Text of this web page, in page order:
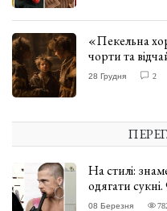
«Пекельна
чорти та
ВІДГУК
28 Грудня 2
На стилі:
одягати
08 Березня